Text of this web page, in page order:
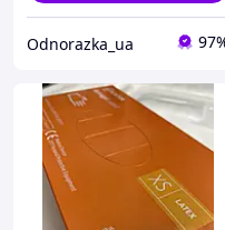
Odnorazka_ua